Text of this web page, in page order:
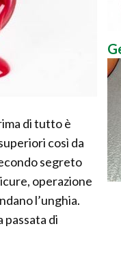
di tutto è
così da
segreto
operazione
l’unghia.
di